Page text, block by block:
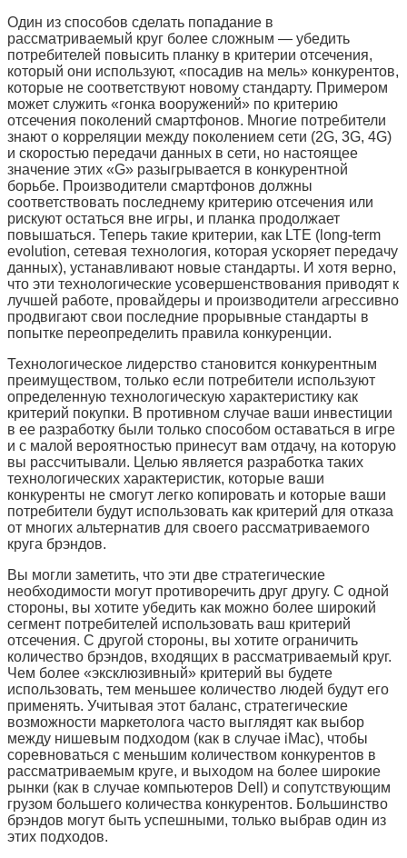
Один из способов сделать попадание в
рассматриваемый круг более сложным — убедить
потребителей повысить планку в критерии отсечения,
который они используют, «посадив на мель» конкурентов,
которые не соответствуют новому стандарту. Примером
может служить «гонка вооружений» по критерию
отсечения поколений смартфонов. Многие потребители
знают о корреляции между поколением сети (2G, 3G, 4G)
и скоростью передачи данных в сети, но настоящее
значение этих «G» разыгрывается в конкурентной
борьбе. Производители смартфонов должны
соответствовать последнему критерию отсечения или
рискуют остаться вне игры, и планка продолжает
повышаться. Теперь такие критерии, как LTE (long-term
evolution, сетевая технология, которая ускоряет передачу
данных), устанавливают новые стандарты. И хотя верно,
что эти технологические усовершенствования приводят к
лучшей работе, провайдеры и производители агрессивно
продвигают свои последние прорывные стандарты в
попытке переопределить правила конкуренции.
Технологическое лидерство становится конкурентным
преимуществом, только если потребители используют
определенную технологическую характеристику как
критерий покупки. В противном случае ваши инвестиции
в ее разработку были только способом оставаться в игре
и с малой вероятностью принесут вам отдачу, на которую
вы рассчитывали. Целью является разработка таких
технологических характеристик, которые ваши
конкуренты не смогут легко копировать и которые ваши
потребители будут использовать как критерий для отказа
от многих альтернатив для своего рассматриваемого
круга брэндов.
Вы могли заметить, что эти две стратегические
необходимости могут противоречить друг другу. С одной
стороны, вы хотите убедить как можно более широкий
сегмент потребителей использовать ваш критерий
отсечения. С другой стороны, вы хотите ограничить
количество брэндов, входящих в рассматриваемый круг.
Чем более «эксклюзивный» критерий вы будете
использовать, тем меньшее количество людей будут его
применять. Учитывая этот баланс, стратегические
возможности маркетолога часто выглядят как выбор
между нишевым подходом (как в случае iMac), чтобы
соревноваться с меньшим количеством конкурентов в
рассматриваемым круге, и выходом на более широкие
рынки (как в случае компьютеров Dell) и сопутствующим
грузом большего количества конкурентов. Большинство
брэндов могут быть успешными, только выбрав один из
этих подходов.